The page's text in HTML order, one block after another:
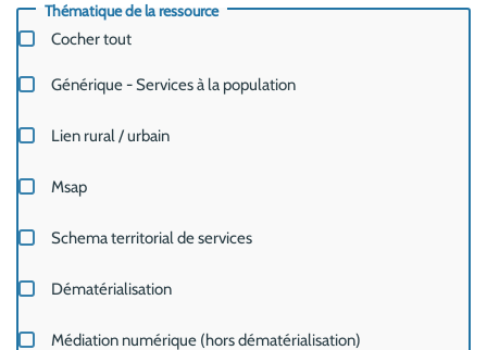
Thématique de la ressource
Cocher tout
Générique - Services à la population
Lien rural / urbain
Msap
Schema territorial de services
Dématérialisation
Médiation numérique (hors dématérialisation)